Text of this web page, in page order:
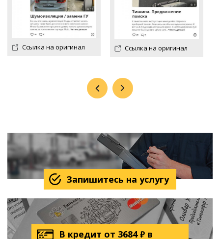
Ссылка на оригинал Ссылка на оригинал
Запишитесь на услугу
В кредит от 3684₽ в